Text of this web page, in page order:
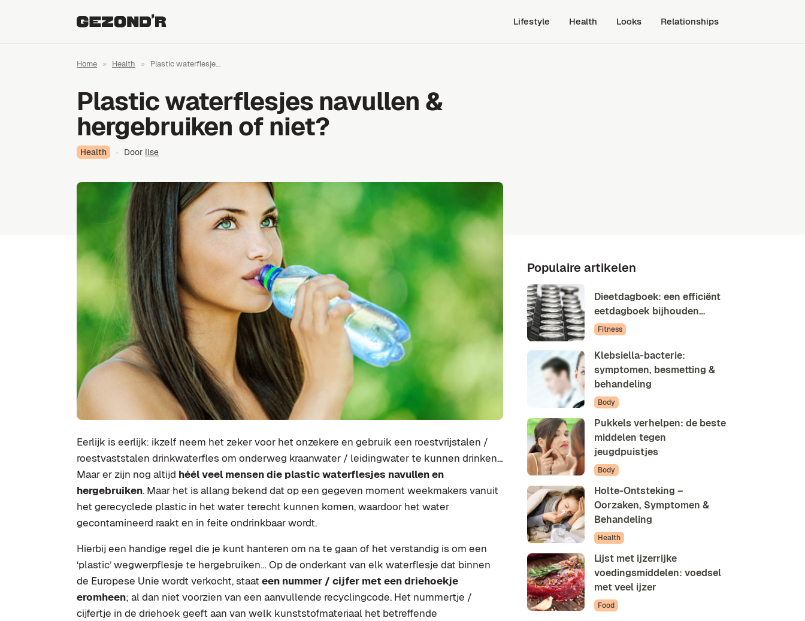
Lifestyle Health Looks Relationships
Home » Health » Plastic waterflesje...
Plastic waterflesjes navullen &
hergebruiken of niet?
Health · Door Ilse
Eerlijk is eerlijk: ikzelf neem het zeker voor het onzekere en gebruik een roestvrijstalen /
roestvaststalen drinkwaterfles om onderweg kraanwater / leidingwater te kunnen drinken…
Maar er zijn nog altijd héél veel mensen die plastic waterflesjes navullen en
hergebruiken. Maar het is allang bekend dat op een gegeven moment weekmakers vanuit
het gerecyclede plastic in het water terecht kunnen komen, waardoor het water
gecontamineerd raakt en in feite ondrinkbaar wordt.
Hierbij een handige regel die je kunt hanteren om na te gaan of het verstandig is om een
‘plastic’ wegwerpflesje te hergebruiken… Op de onderkant van elk waterflesje dat binnen
de Europese Unie wordt verkocht, staat een nummer / cijfer met een driehoekje
eromheen; al dan niet voorzien van een aanvullende recyclingcode. Het nummertje /
cijfertje in de driehoek geeft aan van welk kunststofmateriaal het betreffende
Populaire artikelen
Dieetdagboek: een efficiënt
eetdagboek bijhouden…
Fitness
Klebsiella-bacterie:
symptomen, besmetting &
behandeling
Body
Pukkels verhelpen: de beste
middelen tegen
jeugdpuistjes
Body
Holte-Ontsteking –
Oorzaken, Symptomen &
Behandeling
Health
Lijst met ijzerrijke
voedingsmiddelen: voedsel
met veel ijzer
Food